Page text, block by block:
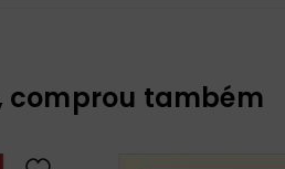
comprou também